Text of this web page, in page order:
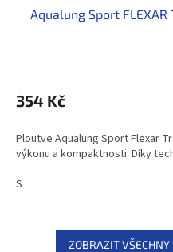
Aqualung Sport
354 Kč
Ploutve Aqualung Sport Flexar
výkonu a kompaktnosti. Díky
S
ZOBRAZIT VŠECHNY